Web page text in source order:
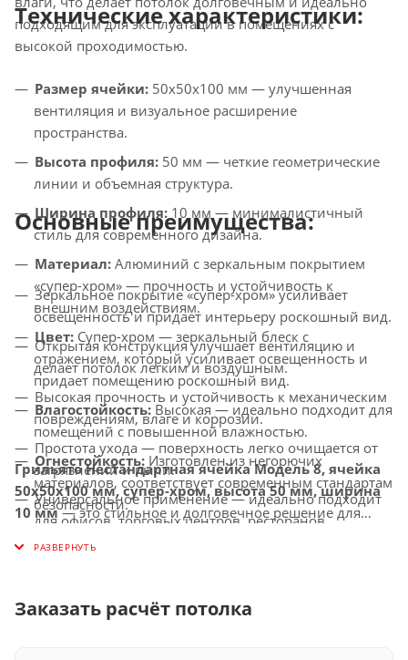
подходящим для эксплуатации в помещениях с
высокой проходимостью.
Технические характеристики:
Размер ячейки: 50х50х100 мм — улучшенная
вентиляция и визуальное расширение
пространства.
Высота профиля: 50 мм — четкие геометрические
линии и объемная структура.
Ширина профиля: 10 мм — минималистичный
стиль для современного дизайна.
Материал: Алюминий с зеркальным покрытием
«супер-хром» — прочность и устойчивость к
внешним воздействиям.
Цвет: Супер-хром — зеркальный блеск с
отражением, который усиливает освещенность и
придает помещению роскошный вид.
Влагостойкость: Высокая — идеально подходит для
помещений с повышенной влажностью.
Огнестойкость: Изготовлен из негорючих
материалов, соответствует современным стандартам
безопасности.
световой эффект, гармонично сочетается с LED-
Основные преимущества:
Зеркальное покрытие «супер-хром» усиливает
освещенность и придает интерьеру роскошный вид.
Открытая конструкция улучшает вентиляцию и
делает потолок легким и воздушным.
Высокая прочность и устойчивость к механическим
повреждениям, влаге и коррозии.
Простота ухода — поверхность легко очищается от
загрязнений и пыли.
Универсальное применение — идеально подходит
для офисов, торговых центров, ресторанов,
медицинских и других общественных помещений.
Грильято Нестандартная ячейка Модель 8, ячейка
50х50х100 мм, супер-хром, высота 50 мм, ширина
10 мм— это стильное и долговечное решение для
которое придаст вашему интерьеру современный и
Заказать расчёт потолка